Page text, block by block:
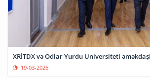
XRİTDX və Odlar Yurdu Universiteti
19-03-2026